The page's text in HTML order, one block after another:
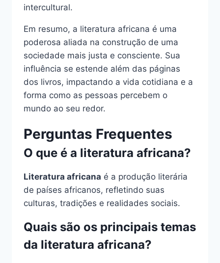
intercultural.
Em resumo, a literatura africana é uma
poderosa aliada na construção de uma
sociedade mais justa e consciente. Sua
influência se estende além das páginas
dos livros, impactando a vida cotidiana e a
forma como as pessoas percebem o
mundo ao seu redor.
Perguntas Frequentes
O que é a literatura africana?
Literatura africana é a produção literária
de países africanos, refletindo suas
culturas, tradições e realidades sociais.
Quais são os principais temas
da literatura africana?